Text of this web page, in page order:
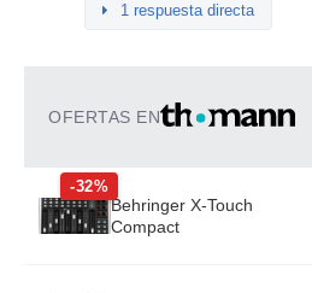
1 respuesta directa
OFERTAS EN
-32%
Behringer X-Touch
Compact